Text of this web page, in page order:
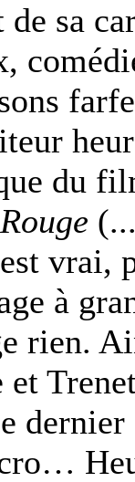
de sa
du
vrai,
à
rien.